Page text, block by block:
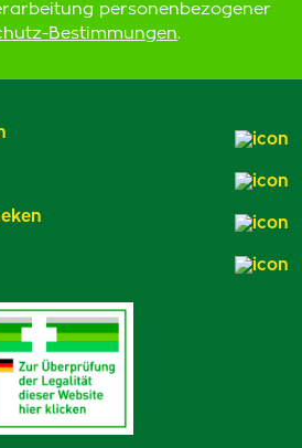
personenbezogener
Bestimmungen.